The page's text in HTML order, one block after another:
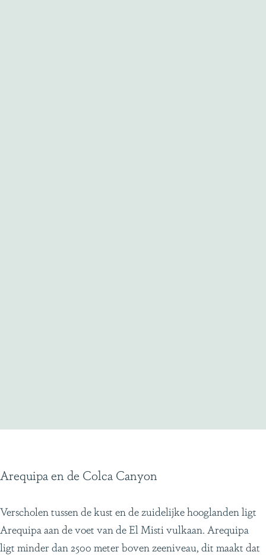
Arequipa en de Colca Canyon
Verscholen tussen de kust en de zuidelijke hooglanden ligt
Arequipa aan de voet van de El Misti vulkaan. Arequipa
ligt minder dan 2500 meter boven zeeniveau, dit maakt dat